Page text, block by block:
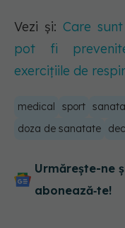
Vezi și: Care
pot fi
exercițiile de
medical sport
doza de sanatate
Urmărește-ne
abonează‑te!